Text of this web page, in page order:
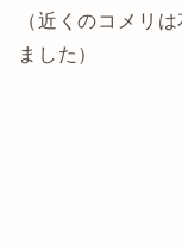
（近くのコメリ
ました）